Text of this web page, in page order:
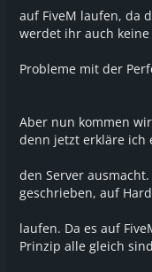
auf FiveM laufen, da
werdet ihr auch keine
Probleme mit der
Aber nun kommen
denn jetzt erkläre ich
den Server
geschrieben, auf
laufen. Da es auf
Prinzip alle gleich